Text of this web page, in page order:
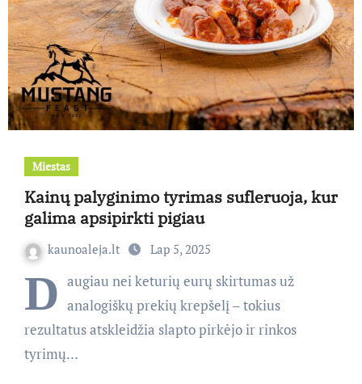
Miestas
Kainų palyginimo tyrimas sufleruoja, kur
galima apsipirkti pigiau
kaunoaleja.lt Lap 5, 2025
D augiau nei keturių eurų skirtumas už
analogiškų prekių krepšelį – tokius
rezultatus atskleidžia slapto pirkėjo ir rinkos
tyrimų…